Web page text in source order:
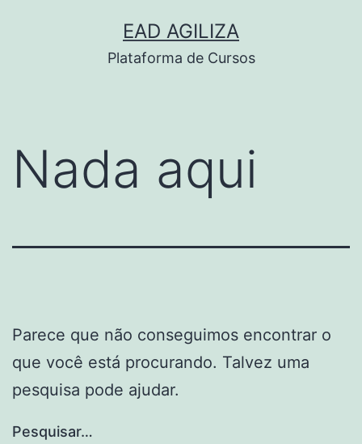
EAD AGILIZA
Plataforma de Cursos
Nada aqui
Parece que não conseguimos encontrar o
que você está procurando. Talvez uma
pesquisa pode ajudar.
Pesquisar…